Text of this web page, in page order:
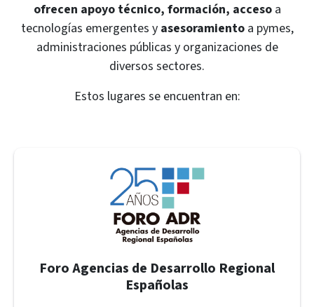
ofrecen apoyo técnico, formación, accesoa
tecnologías emergentes y asesoramientoa pymes,
administraciones públicas y organizaciones de
diversos sectores.
Estos lugares se encuentran en:
Foro Agencias de Desarrollo Regional
Españolas